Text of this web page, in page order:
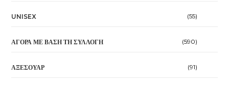
UNISEX (55)
ΑΓΟΡΆ ΜΕ ΒΆΣΗ ΤΗ ΣΥΛΛΟΓΉ (590)
ΑΞΕΣΟΥΆΡ (91)